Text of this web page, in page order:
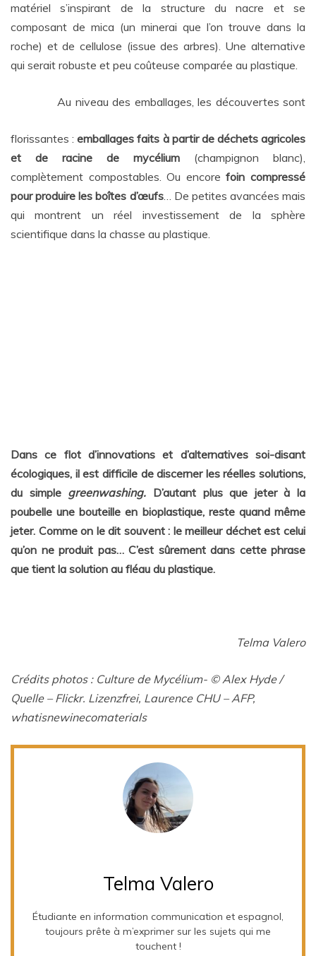
matériel s’inspirant de la structure du nacre et se
composant de mica (un minerai que l’on trouve dans la
roche) et de cellulose (issue des arbres). Une alternative
qui serait robuste et peu coûteuse comparée au plastique.
Au niveau des emballages, les découvertes sont
florissantes :emballages faits à partir de déchets agricoles
et de racine de mycélium (champignon blanc),
complètement compostables. Ou encorefoin compressé
pour produire les boîtes d’œufs… De petites avancées mais
qui montrent un réel investissement de la sphère
scientifique dans la chasse au plastique.
Dans ce flot d’innovations et d’alternatives soi-disant
écologiques, il est difficile de discerner les réelles solutions,
du simple greenwashing. D’autant plus que jeter à la
poubelle une bouteille en bioplastique, reste quand même
jeter. Comme on le dit souvent : le meilleur déchet est celui
qu’on ne produit pas… C’est sûrement dans cette phrase
que tient la solution au fléau du plastique.
Telma Valero
Crédits photos : Culture de Mycélium- © Alex Hyde /
Quelle – Flickr. Lizenzfrei, Laurence CHU – AFP,
whatisnewinecomaterials
Telma Valero
Étudiante en information communication et espagnol,
toujours prête à m’exprimer sur les sujets qui me
touchent !